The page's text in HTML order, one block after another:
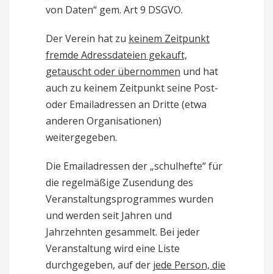
von Daten“ gem. Art 9 DSGVO.
Der Verein hat zu keinem Zeitpunkt
fremde Adressdateien gekauft,
getauscht oder übernommen und hat
auch zu keinem Zeitpunkt seine Post-
oder Emailadressen an Dritte (etwa
anderen Organisationen)
weitergegeben.
Die Emailadressen der „schulhefte“ für
die regelmäßige Zusendung des
Veranstaltungsprogrammes wurden
und werden seit Jahren und
Jahrzehnten gesammelt. Bei jeder
Veranstaltung wird eine Liste
durchgegeben, auf der jede Person, die